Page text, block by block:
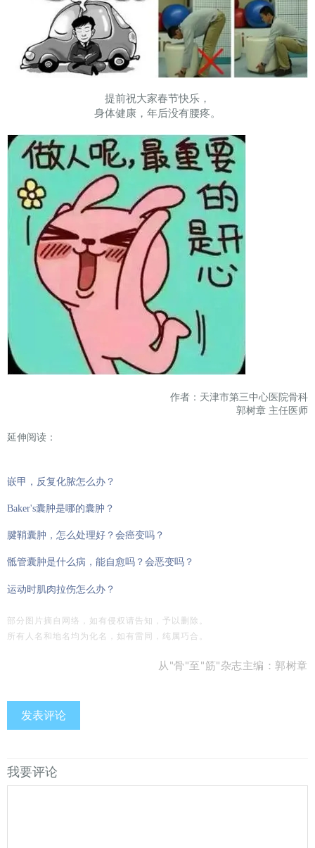
提前祝大家春节快乐，
身体健康，年后没有腰疼。
作者：天津市第三中心医院骨科
郭树章 主任医师
延伸阅读：
嵌甲，反复化脓怎么办？
Baker's囊肿是哪的囊肿？
腱鞘囊肿，怎么处理好？会癌变吗？
骶管囊肿是什么病，能自愈吗？会恶变吗？
运动时肌肉拉伤怎么办？
部分图片摘自网络，如有侵权请告知，予以删除。
所有人名和地名均为化名，如有雷同，纯属巧合。
从"骨"至"筋"杂志主编：郭树章
发表评论
我要评论